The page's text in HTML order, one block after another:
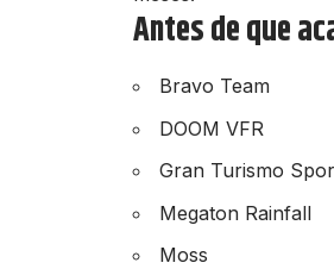
Antes de que
Bravo Team
DOOM VFR
Gran Turismo
Megaton Rainfall
Moss